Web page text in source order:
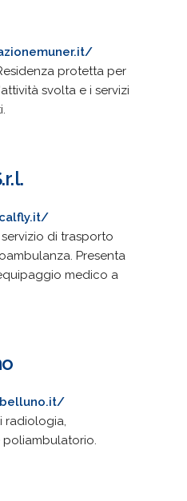
protetta per
svolta e i servizi
di trasporto
Presenta
medico a
radiologia,
poliambulatorio.